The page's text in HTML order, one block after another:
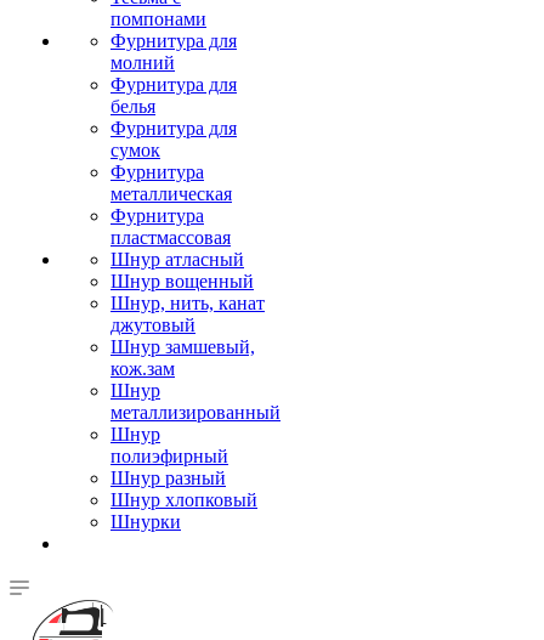
помпонами
Фурнитура для
молний
Фурнитура для
белья
Фурнитура для
сумок
Фурнитура
металлическая
Фурнитура
пластмассовая
Шнур атласный
Шнур вощенный
Шнур, нить, канат
джутовый
Шнур замшевый,
кож.зам
Шнур
металлизированный
Шнур
полиэфирный
Шнур разный
Шнур хлопковый
Шнурки